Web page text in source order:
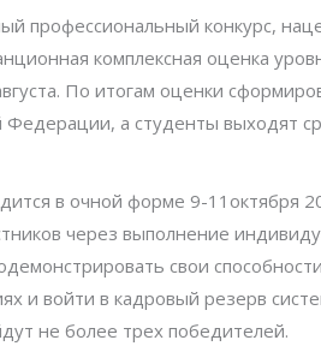
профессиональный конкурс,
комплексная оценка
По итогам оценки
Федерации, а студенты выходят
в очной форме 9-11октября
через выполнение
свои
и войти в кадровый резерв
не более трех победителей.